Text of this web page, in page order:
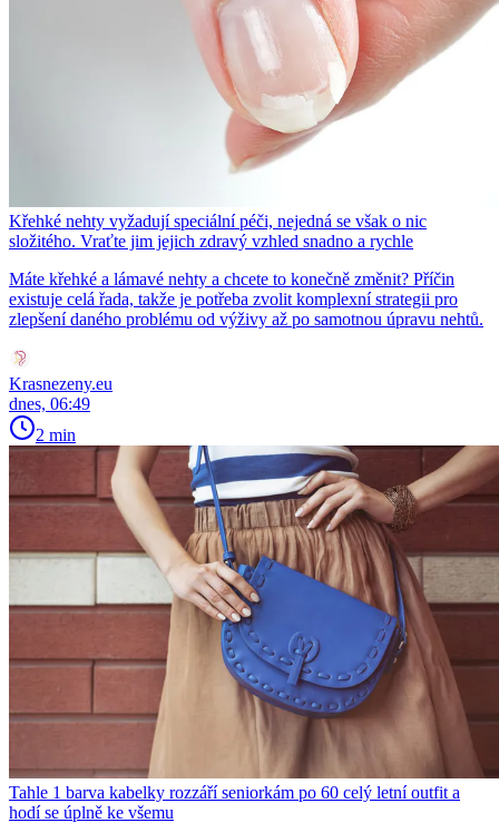
Křehké nehty vyžadují speciální péči, nejedná se však o nic
složitého. Vraťte jim jejich zdravý vzhled snadno a rychle
Máte křehké a lámavé nehty a chcete to konečně změnit? Příčin
existuje celá řada, takže je potřeba zvolit komplexní strategii pro
zlepšení daného problému od výživy až po samotnou úpravu nehtů.
Krasnezeny.eu
dnes, 06:49
2 min
Tahle 1 barva kabelky rozzáří seniorkám po 60 celý letní outfit a
hodí se úplně ke všemu